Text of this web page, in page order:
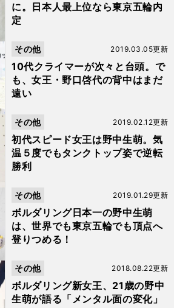
に。日本人最上位なら東京五輪内
定
10代クライマーが次々と台頭。で
も、女王・野口啓代の背中はまだ
遠い
2019.03.05更新
その他
初代スピード女王は野中生萌。気
温５度でもタンクトップ姿で逆転
勝利
2019.02.12更新
その他
ボルダリング日本一の野中生萌
は、世界でも東京五輪でも頂点へ
登りつめる！
2019.01.29更新
その他
ボルダリング新女王、21歳の野中
生萌が語る「メンタル面の変化」
2018.08.22更新
その他